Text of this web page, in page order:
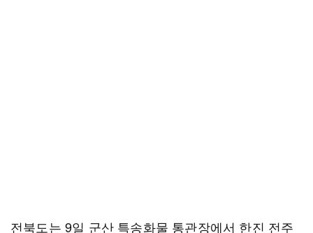
전북도는 9일 군산 특송화물 통관장에서 한진 전주